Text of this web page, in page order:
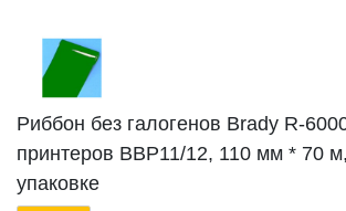
Риббон без галогенов Brady R-
принтеров BBP11/12, 110 мм * 70
упаковке